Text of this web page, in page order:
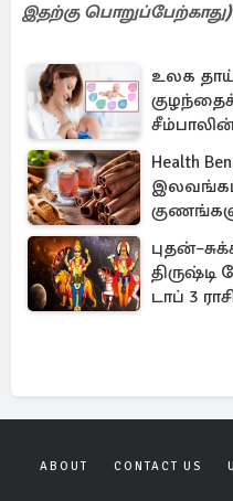
இதற்கு
உலக
Health
டாப் 3
ABOUT CONTACT US